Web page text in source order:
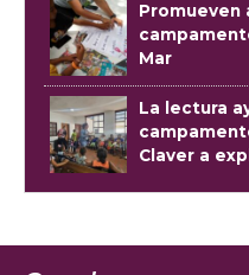
Promueven
Mar
La lectura
Claver a